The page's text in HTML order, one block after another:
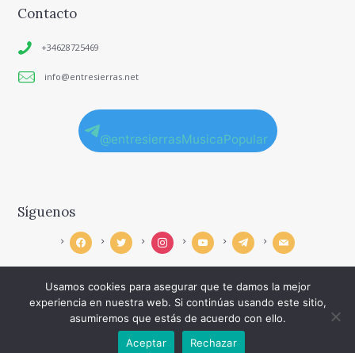
Contacto
+34628725469
info@entresierras.net
@entresierrasMusicaPopular
Síguenos
facebook twitter instagramyoutube telegram mail
Haicku . Derechos reservados.
Usamos cookies para asegurar que te damos la mejor
experiencia en nuestra web. Si continúas usando este sitio,
asumiremos que estás de acuerdo con ello.
Aceptar
Rechazar